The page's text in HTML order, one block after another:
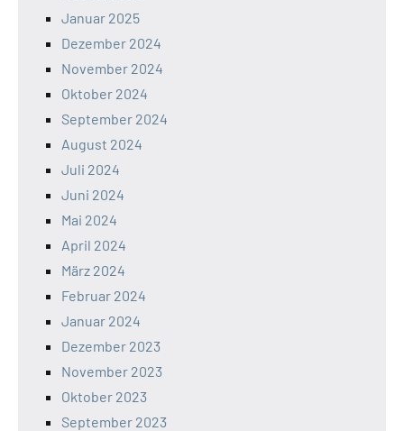
Januar 2025
Dezember 2024
November 2024
Oktober 2024
September 2024
August 2024
Juli 2024
Juni 2024
Mai 2024
April 2024
März 2024
Februar 2024
Januar 2024
Dezember 2023
November 2023
Oktober 2023
September 2023